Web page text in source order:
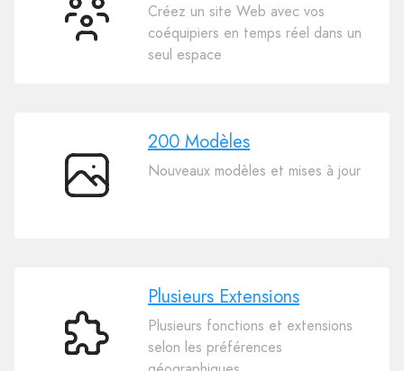
Collaboration
Créez un site Web avec vos
coéquipiers en temps réel dans un
seul espace
200
200 Modèles
Nouveaux modèles et mises à jour
Plusieurs
Extensions
Plusieurs Extensions
Plusieurs fonctions et extensions
selon les préférences